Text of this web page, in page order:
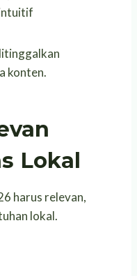
konten.
Lokal
harus relevan,
lokal.